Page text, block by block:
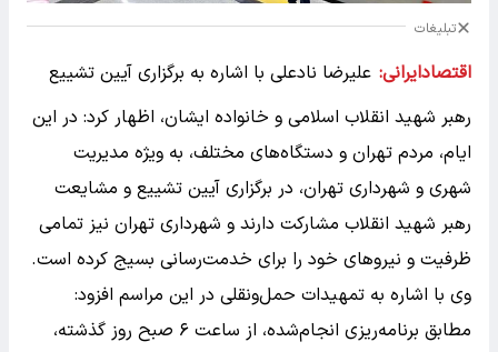
تبلیغات
اقتصادایرانی: علیرضا نادعلی با اشاره به برگزاری آیین تشییع
رهبر شهید انقلاب اسلامی و خانواده ایشان، اظهار کرد: در این
ایام، مردم تهران و دستگاه‌های مختلف، به‌ ویژه مدیریت
شهری و شهرداری تهران، در برگزاری آیین تشییع و مشایعت
رهبر شهید انقلاب مشارکت دارند و شهرداری تهران نیز تمامی
ظرفیت و نیروهای خود را برای خدمت‌رسانی بسیج کرده است.
وی با اشاره به تمهیدات حمل‌ونقلی در این مراسم افزود:
مطابق برنامه‌ریزی انجام‌شده، از ساعت ۶ صبح روز گذشته،